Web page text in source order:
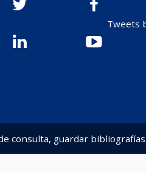
Tweets
consulta, guardar